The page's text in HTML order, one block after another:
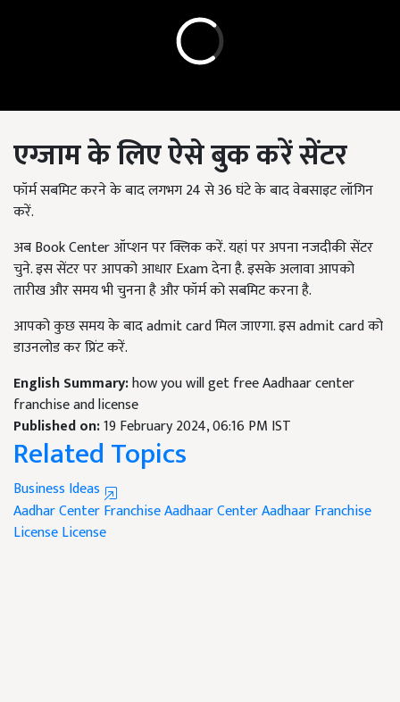
एग्जाम के लिए ऐसे बुक करें सेंटर
फॉर्म सबमिट करने के बाद लगभग 24 से 36 घंटे के बाद वेबसाइट लॉगिन
करें.
अब Book Center ऑप्शन पर क्लिक करें. यहां पर अपना नजदीकी सेंटर
चुने. इस सेंटर पर आपको आधार Exam देना है. इसके अलावा आपको
तारीख और समय भी चुनना है और फॉर्म को सबमिट करना है.
आपको कुछ समय के बाद admit card मिल जाएगा. इस admit card को
डाउनलोड कर प्रिंट करें.
English Summary:how you will get free Aadhaar center
franchise and license
Published on:19 February 2024, 06:16 PM IST
Related Topics
Business Ideas
Aadhar Center FranchiseAadhaar CenterAadhaar Franchise
LicenseLicense